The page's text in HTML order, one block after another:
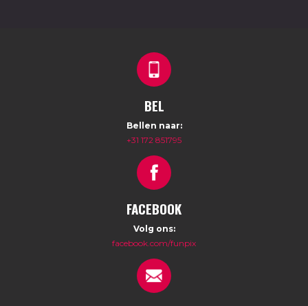
BEL
Bellen naar:
+31 172 851795
FACEBOOK
Volg ons:
facebook.com/funpix